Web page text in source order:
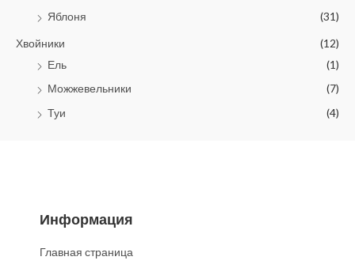
Яблоня
(31)
Хвойники
(12)
Ель
(1)
Можжевельники
(7)
Туи
(4)
Информация
Главная страница